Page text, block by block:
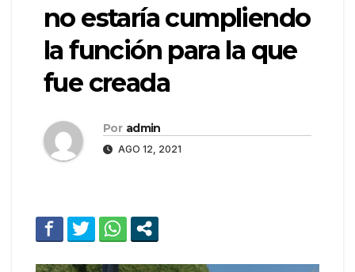
no estaría cumpliendo
la función para la que
fue creada
Por admin
AGO 12, 2021